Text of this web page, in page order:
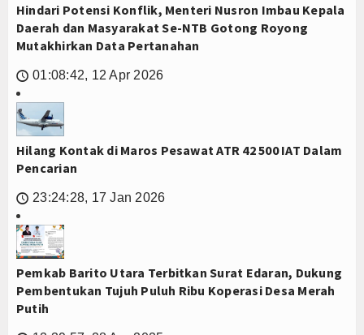
Hindari Potensi Konflik, Menteri Nusron Imbau Kepala
Daerah dan Masyarakat Se-NTB Gotong Royong
Mutakhirkan Data Pertanahan
🕔 01:08:42, 12 Apr 2026
Hilang Kontak di Maros Pesawat ATR 42 500 IAT Dalam
Pencarian
🕔 23:24:28, 17 Jan 2026
Pemkab Barito Utara Terbitkan Surat Edaran, Dukung
Pembentukan Tujuh Puluh Ribu Koperasi Desa Merah
Putih